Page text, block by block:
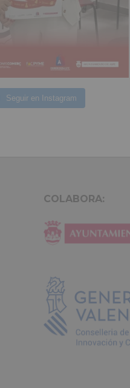
Seguir en Instagram
COLABORA: